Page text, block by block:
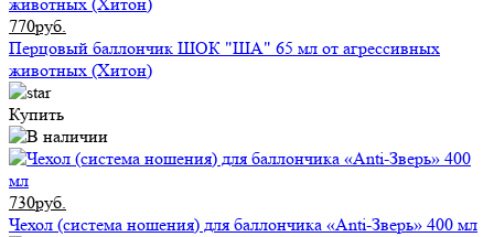
770руб.
Перцовый баллончик ШОК "ША" 65 мл от агрессивных
животных (Хитон)
Купить
730руб.
Чехол (система ношения) для баллончика «Anti-Зверь» 400 мл